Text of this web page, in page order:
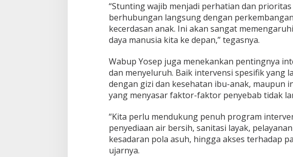
“Stunting wajib menjadi perhatian dan
berhubungan langsung dengan
kecerdasan anak. Ini akan sangat
daya manusia kita ke depan,” tegasnya.
Wabup Yosep juga menekankan pentingnya
dan menyeluruh. Baik intervensi spesifik yang
dengan gizi dan kesehatan ibu-anak, maupun
yang menyasar faktor-faktor penyebab tidak
“Kita perlu mendukung penuh program
penyediaan air bersih, sanitasi layak,
kesadaran pola asuh, hingga akses terhadap
ujarnya.